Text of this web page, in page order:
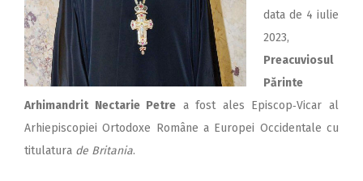
data de 4 iulie
2023,
Preacuviosul
Părinte
Arhimandrit Nectarie Petre a fost ales Episcop‑Vicar al
Arhiepiscopiei Ortodoxe Române a Europei Occidentale cu
titulatura de Britania.